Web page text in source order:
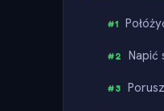
#1
#2 Napić
#3